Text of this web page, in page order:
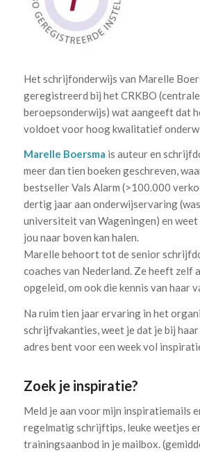
Het schrijfonderwijs van Marelle
geregistreerd bij het CRKBO
beroepsonderwijs) wat aangeeft dat
voldoet voor hoog kwalitatief
Marelle Boersma is auteur en
meer dan tien boeken geschreven,
bestseller Vals Alarm (>100.000
dertig jaar aan onderwijservaring
universiteit van Wageningen) en weet
jou naar boven kan halen.
Marelle behoort tot de senior
coaches van Nederland. Ze heeft zelf
opgeleid, om ook die kennis van haar
Na ruim tien jaar ervaring in het
schrijfvakanties, weet je dat je bij
adres bent voor een week vol
Zoek je inspiratie?
Meld je aan voor mijn inspiratiemails
regelmatig schrijftips, leuke weetjes
trainingsaanbod in je mailbox.